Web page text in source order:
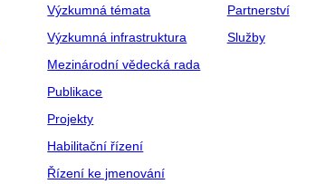
Výzkumná témata
Výzkumná infrastruktura
Mezinárodní vědecká rada
Publikace
Projekty
Habilitační řízení
Řízení ke jmenování
Partnerství
Služby